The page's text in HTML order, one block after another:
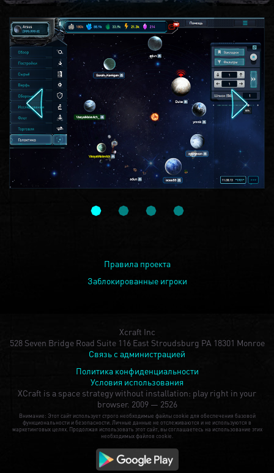
Правила проекта
Заблокированные игроки
Xcraft Inc
528 Seven Bridge Road Suite 116 East Stroudsburg PA 18301 Monroe
Связь с администрацией
Политика конфиденциальности
Условия использования
XCraft is a space strategy without installation: play right in your
browser. 2009 — 2526
Внимание: Этот сайт использует строго необходимые файлы cookie для обеспечения базовой
функциональности и безопасности. Личные данные не отслеживаются и не используются в
маркетинговых целях. Продолжая использовать этот сайт, вы соглашаетесь на использование этих
необходимых файлов cookie.